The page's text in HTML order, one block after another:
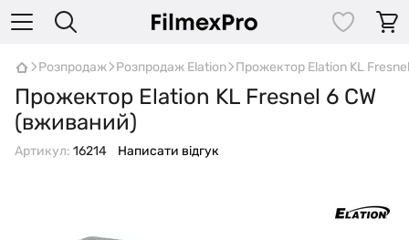
Розпродаж Розпродаж Elation Прожектор Elation KL
Прожектор Elation KL Fresnel 6 CW
(вживаний)
Артикул: 16214 Написати відгук